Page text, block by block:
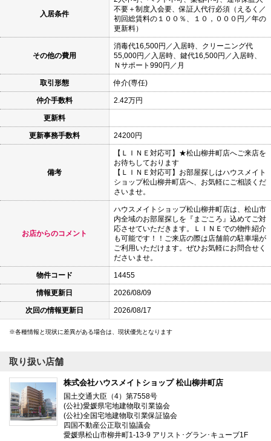
入居条件
不要＋制度入会要、保証人代行必須（えるく／
初回総賃料の１００％、１０，０００円／年の
更新料）
その他の費用
消毒代16,500円／入居時、クリーニング代
55,000円／入居時、鍵代16,500円／入居時、
Ｎサポート990円／月
取引形態 仲介(専任)
仲介手数料 2.42万円
更新料
更新事務手数料 24200円
備考
【ＬＩＮＥ対応可】★松山柳井町店へご来店を
お待ちしております
【ＬＩＮＥ対応可】お部屋探しはハウスメイト
ショップ松山柳井町店へ、お気軽にご相談くだ
さいませ。
お店からのコメント
ハウスメイトショップ松山柳井町店は、松山市
内全域のお部屋探しを『まごころ』込めてご対
応させていただきます。ＬＩＮＥでの物件紹介
も可能です！！ご来店の際は店舗前の駐車場が
ご利用いただけます。ぜひお気軽にお問合せく
ださいませ。
物件コード 14455
情報更新日 2026/08/09
次回の情報更新日 2026/08/17
各種情報と現状に差異がある場合は、現状優先となります
取り扱い店舗
株式会社ハウスメイトショップ 松山柳井町店
国土交通大臣（4）第7558号
(公社)愛媛県宅地建物取引業協会
(公社)全国宅地建物取引業保証協会
四国不動産公正取引協議会
愛媛県松山市柳井町1-13-9 アリスト･グラン･キューブ1F